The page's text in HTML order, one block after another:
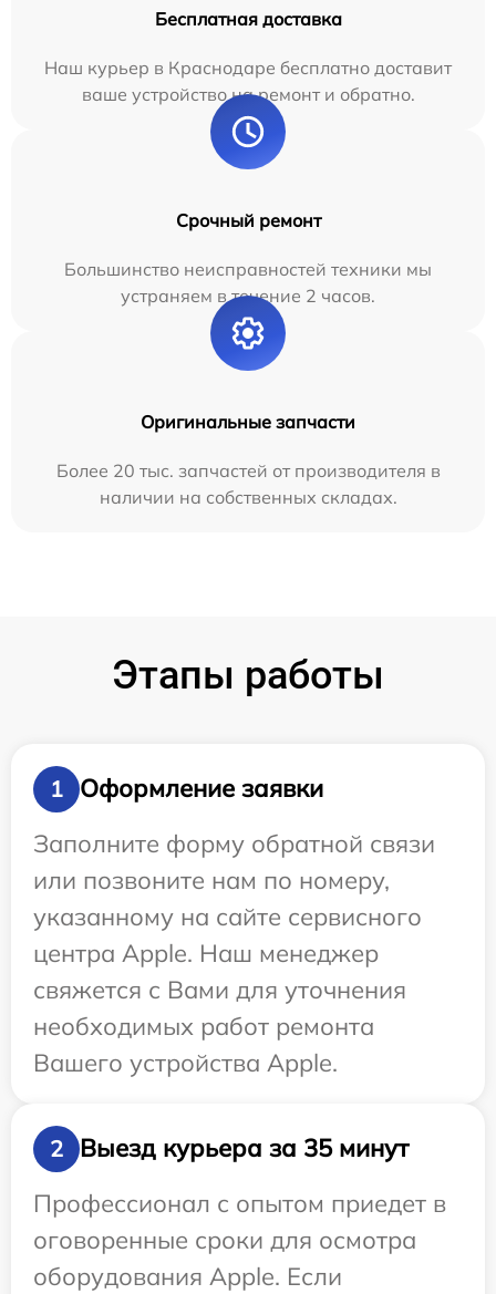
Бесплатная доставка
Наш курьер в Краснодаре бесплатно доставит
ваше устройство на ремонт и обратно.
Срочный ремонт
Большинство неисправностей техники мы
устраняем в течение 2 часов.
Оригинальные запчасти
Более 20 тыс. запчастей от производителя в
наличии на собственных складах.
Этапы работы
1
Оформление заявки
Заполните форму обратной связи
или позвоните нам по номеру,
указанному на сайте сервисного
центра Apple. Наш менеджер
свяжется с Вами для уточнения
необходимых работ ремонта
Вашего устройства Apple.
2
Выезд курьера за 35 минут
Профессионал с опытом приедет в
оговоренные сроки для осмотра
оборудования Apple. Если